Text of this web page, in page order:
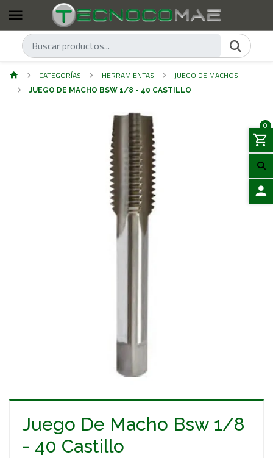
0
CATEGORÍAS HERRAMIENTAS JUEGO DE MACHOS
JUEGO DE MACHO BSW 1/8 - 40 CASTILLO
Juego De Macho Bsw 1/8
- 40 Castillo